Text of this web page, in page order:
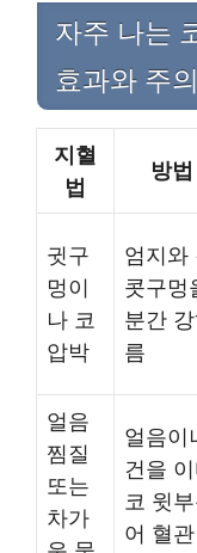
자주 나는
효과와 주
지혈
법
방
귓구
멍이
나 코
압박
엄지와
콧구멍
분간
름
얼음
찜질
또는
차가
얼음이
건을
코 윗
어 혈